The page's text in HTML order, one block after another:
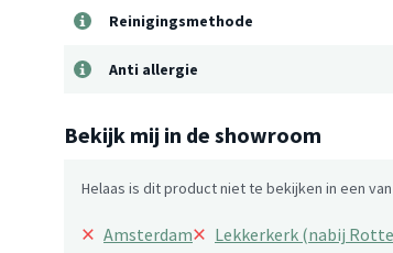
Reinigingsmethode
Anti allergie
Bekijk mij in de showroom
Helaas is dit product niet te bekijken in een
× Amsterdam× Lekkerkerk (nabij